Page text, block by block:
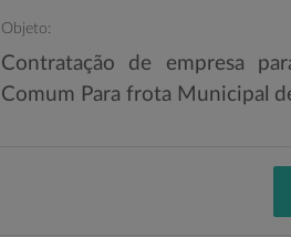
Objeto:
Contratação de empresa
Comum Para frota Municipal